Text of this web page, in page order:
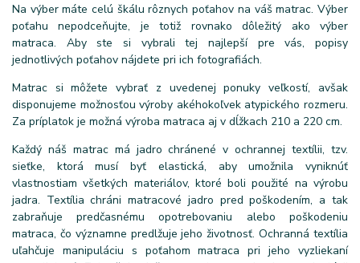
Na výber máte celú škálu rôznych poťahov na váš matrac. Výber
poťahu nepodceňujte, je totiž rovnako dôležitý ako výber
matraca. Aby ste si vybrali tej najlepší pre vás, popisy
jednotlivých poťahov nájdete pri ich fotografiách.
Matrac si môžete vybrať z uvedenej ponuky veľkostí, avšak
disponujeme možnosťou výroby akéhokoľvek atypického rozmeru.
Za príplatok je možná výroba matraca aj v dĺžkach 210 a 220 cm.
Každý náš matrac má jadro chránené v ochrannej textílii, tzv.
sieťke, ktorá musí byť elastická, aby umožnila vyniknúť
vlastnostiam všetkých materiálov, ktoré boli použité na výrobu
jadra. Textília chráni matracové jadro pred poškodením, a tak
zabraňuje predčasnému opotrebovaniu alebo poškodeniu
matraca, čo významne predlžuje jeho životnosť. Ochranná textília
uľahčuje manipuláciu s poťahom matraca pri jeho vyzliekaní